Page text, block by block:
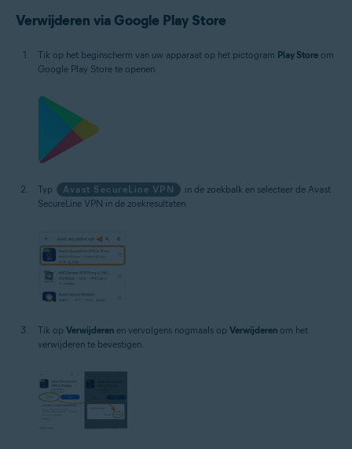
Verwijderen via Google Play Store
Tik op het beginscherm van uw apparaat op het pictogram Play Store om
Google Play Store te openen.
Typ Avast SecureLine VPN
in de zoekbalk en selecteer de Avast
SecureLine VPN in de zoekresultaten.
Tik op Verwijderen en vervolgens nogmaals op Verwijderen om het
verwijderen te bevestigen.